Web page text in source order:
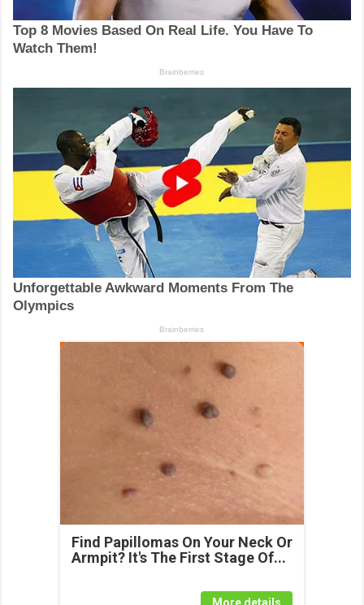
Find Papillomas On Your Neck Or
Armpit? It's The First Stage Of...